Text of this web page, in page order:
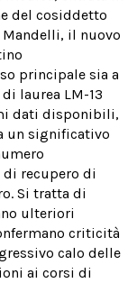
del cosiddetto
Mandelli, il nuovo
principale sia a
laurea LM-13
dati disponibili,
un significativo
di recupero di
Si tratta di
ulteriori
criticità
calo delle
ai corsi di